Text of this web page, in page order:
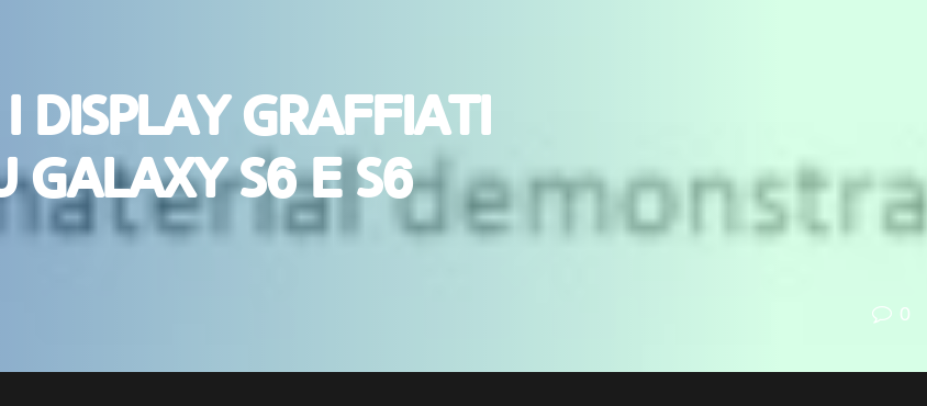
i display graffiati
S6 e S6
0